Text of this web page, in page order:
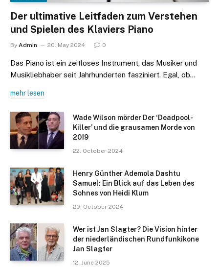
Der ultimative Leitfaden zum Verstehen
und Spielen des Klaviers Piano
By Admin 20. May 2024 0
Das Piano ist ein zeitloses Instrument, das Musiker und
Musikliebhaber seit Jahrhunderten fasziniert. Egal, ob…
mehr lesen
Wade Wilson mörder Der ‘Deadpool-
Killer’ und die grausamen Morde von
2019
22. October 2024
Henry Günther Ademola Dashtu
Samuel: Ein Blick auf das Leben des
Sohnes von Heidi Klum
20. October 2024
Wer ist Jan Slagter? Die Vision hinter
der niederländischen Rundfunkikone
Jan Slagter
12. June 2025